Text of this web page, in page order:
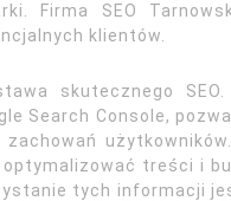
Firma SEO
klientów.
skutecznego
Search Console,
treści i
tych informacji